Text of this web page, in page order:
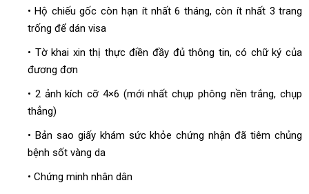
• Hộ chiếu gốc còn hạn ít nhất 6 tháng, còn ít nhất 3 trang
trống để dán visa
• Tờ khai xin thị thực điền đầy đủ thông tin, có chữ ký của
đương đơn
• 2 ảnh kích cỡ 4×6 (mới nhất chụp phông nền trắng, chụp
thẳng)
• Bản sao giấy khám sức khỏe chứng nhận đã tiêm chủng
bệnh sốt vàng da
• Chứng minh nhân dân